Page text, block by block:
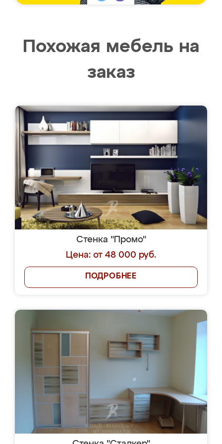
Похожая мебель на
заказ
Стенка "Промо"
Цена: от 48 000 руб.
ПОДРОБНЕЕ